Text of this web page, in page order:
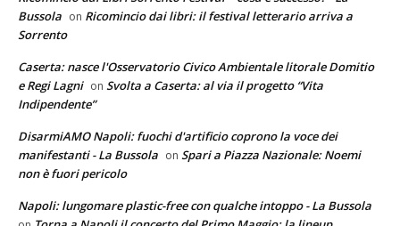
Bussola on Ricomincio dai libri: il festival letterario arriva a
Sorrento
Caserta: nasce l'Osservatorio Civico Ambientale litorale Domitio
e Regi Lagni on Svolta a Caserta: al via il progetto “Vita
Indipendente”
DisarmiAMO Napoli: fuochi d'artificio coprono la voce dei
manifestanti - La Bussola on Spari a Piazza Nazionale: Noemi
non è fuori pericolo
Napoli: lungomare plastic-free con qualche intoppo - La Bussola